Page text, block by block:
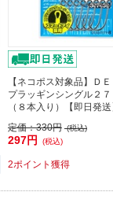
【ネコポス対象品】Ｄ
プラッギンシングル
（８本入り）【即日発送
定価：330円 (税込)
297円 (税込)
2ポイント獲得